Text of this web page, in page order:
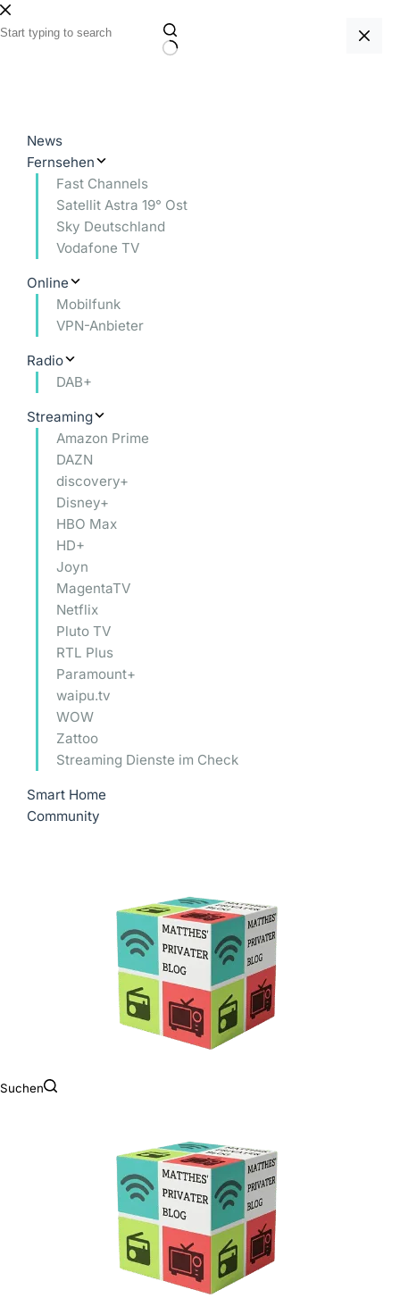
Zum
Inhalt
News
Fernsehen
Fast Channels
Satellit Astra 19° Ost
Sky Deutschland
Vodafone TV
Online
Mobilfunk
VPN-Anbieter
Radio
DAB+
Streaming
Amazon Prime
DAZN
discovery+
Disney+
HBO Max
HD+
Joyn
MagentaTV
Netflix
Pluto TV
RTL Plus
Paramount+
waipu.tv
WOW
Zattoo
Streaming Dienste im Check
Smart Home
Community
Suchen